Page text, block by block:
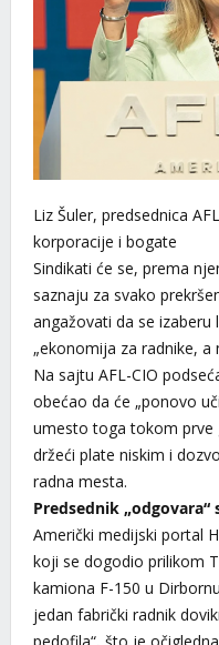
Liz Šuler, predsednica
korporacije i bogate
Sindikati će se, prema
saznaju za svako
angažovati da se
„ekonomija za radnike, a
Na sajtu AFL-CIO
obećao da će „ponovo
umesto toga tokom prve
držeći plate niskim i
radna mesta.
Predsednik
Američki medijski portal
koji se dogodio prilikom
kamiona F-150 u
jedan fabrički radnik